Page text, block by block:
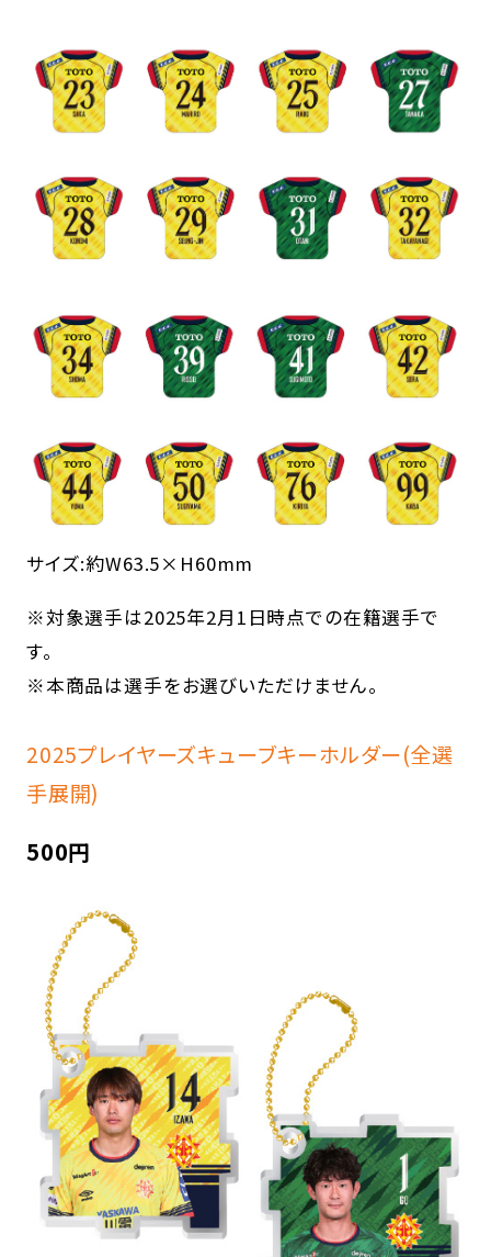
サイズ:約W63.5×H60mm
※対象選手は2025年2月1日時点での在籍選手で
す。
※本商品は選手をお選びいただけません。
2025プレイヤーズキューブキーホルダー(全選
手展開)
500円